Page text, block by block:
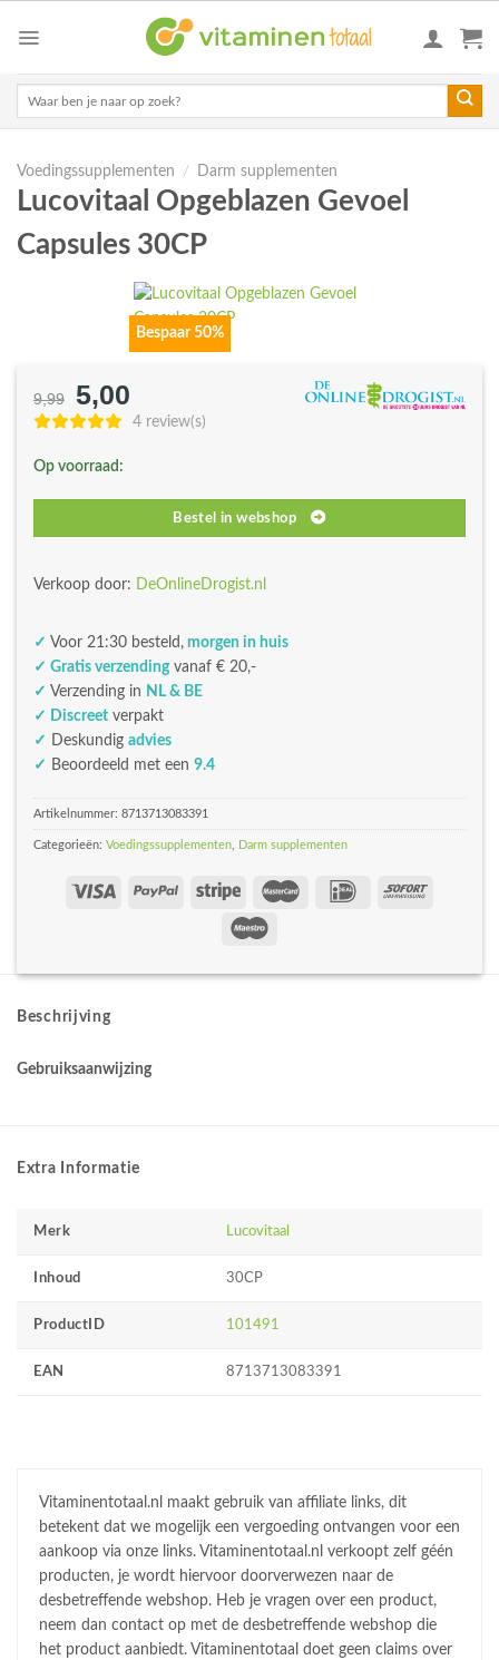
Voedingssupplementen / Darm supplementen
Lucovitaal Opgeblazen Gevoel
Capsules 30CP
Bespaar 50%
9,99
Oorspronkelijke
prijs
€9,99.
5,00
prijs
4 review(s)
Op voorraad:
Bestel in webshop
Verkoop door: DeOnlineDrogist.nl
✓ Voor 21:30 besteld, morgen in huis
✓ Gratis verzendingvanaf € 20,-
✓ Verzending in NL & BE
✓ Discreet verpakt
✓
Deskundig advies
✓ Beoordeeld met een 9.4
Artikelnummer: 8713713083391
Categorieën: Voedingssupplementen Darm supplementen
Beschrijving
Gebruiksaanwijzing
Extra Informatie
Merk Lucovitaal
Inhoud 30CP
ProductID 101491
EAN 8713713083391
Vitaminentotaal.nl maakt gebruik van affiliate links, dit
betekent dat we mogelijk een vergoeding ontvangen voor een
aankoop via onze links. Vitaminentotaal.nl verkoopt zelf géén
producten, je wordt hiervoor doorverwezen naar de
desbetreffende webshop. Heb je vragen over een product,
neem dan contact op met de desbetreffende webshop die
het product aanbiedt. Vitaminentotaal doet geen claims over